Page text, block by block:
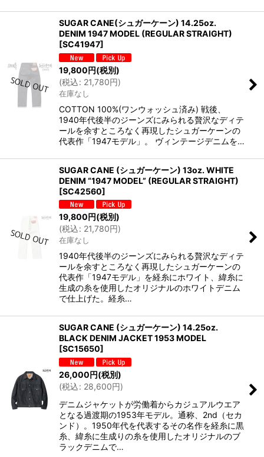
SUGAR CANE(シュガーケーン) 14.25oz.
DENIM 1947 MODEL (REGULAR STRAIGHT)
[SC41947]
19,800円(税別)
(税込: 21,780円)
在庫なし
COTTON 100%(ワンウォッシュ済み) 戦後、
1940年代後半のジーンズにみられる贅沢なディテ
ールを余すところなく再現したシュガーケーンの
代表作「1947モデル」。 ヴィンテージデニムを…
SUGAR CANE (シュガーケーン) 13oz. WHITE
DENIM “1947 MODEL” (REGULAR STRAIGHT)
[SC42560]
19,800円(税別)
(税込: 21,780円)
在庫なし
1940年代後半のジーンズにみられる贅沢なディテ
ールを余すところなく再現したシュガーケーンの
代表作「1947モデル」を経糸にホワイト、緯糸に
生成の糸を使用したオリジナルのホワイトデニム
で仕上げた。経糸…
SUGAR CANE (シュガーケーン) 14.25oz.
BLACK DENIM JACKET 1953 MODEL
[SC15650]
26,000円(税別)
(税込: 28,600円)
デニムジャケットが労働着からカジュアルウエア
となる過渡期の1953年モデル。通称、2nd（セカ
ンド）。1950年代を代表するその名作を経糸に黒
糸、緯糸に生成りの糸を使用したオリジナルのブ
ラックデニムで…